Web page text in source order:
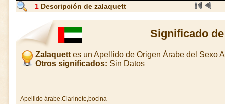
1 Descripción de zalaquett
Significado
Zalaquettes un Apellido de Origen Árabe del Sexo
Otros significados: Sin Datos
Apellido árabe.Clarinete,bocina